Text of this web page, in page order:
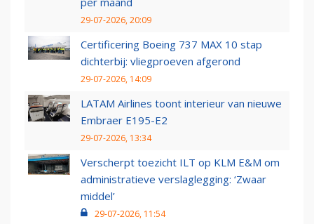
29-07-2026, 20:09
Certificering Boeing 737 MAX 10 stap
dichterbij: vliegproeven afgerond
29-07-2026, 14:09
LATAM Airlines toont interieur van nieuwe
Embraer E195-E2
29-07-2026, 13:34
Verscherpt toezicht ILT op KLM E&M om
administratieve verslaglegging: ‘Zwaar
middel’
29-07-2026, 11:54